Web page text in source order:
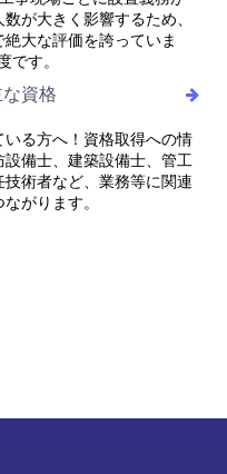
が大きく影響するため、
大な評価を誇っていま
す。
資格
る方へ！資格取得への情
備士、建築設備士、管工
術者など、業務等に関連
がります。